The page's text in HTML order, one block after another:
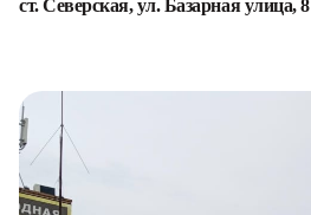
ст. Северская, ул. Базарная улица, 8